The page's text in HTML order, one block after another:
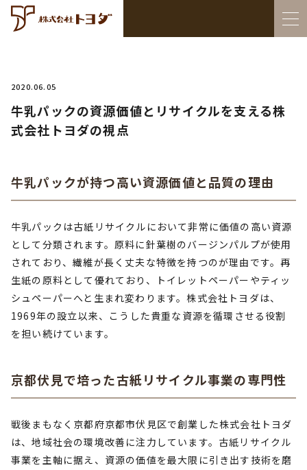
2020.06.05
牛乳パックの資源価値とリサイクルを支える株
式会社トヨダの視点
牛乳パックが持つ高い資源価値と品質の理由
牛乳パックは古紙リサイクルにおいて非常に価値の高い資源
として分類されます。原料に針葉樹のバージンパルプが使用
されており、繊維が長く丈夫な特徴を持つのが理由です。再
生紙の原料として優れており、トイレットペーパーやティッ
シュペーパーへと生まれ変わります。株式会社トヨダは、
1969年の設立以来、こうした貴重な資源を循環させる役割
を担い続けています。
京都伏見で培った古紙リサイクル事業の専門性
戦後まもなく京都府京都市伏見区で創業した株式会社トヨダ
は、地域社会の環境改善に注力しています。古紙リサイクル
事業を主軸に据え、資源の価値を最大限に引き出す技術を磨